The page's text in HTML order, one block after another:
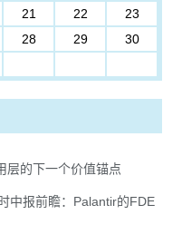
21 22
23
28 29
30
层的下一个价值锚点
中报前瞻：Palantir的FDE